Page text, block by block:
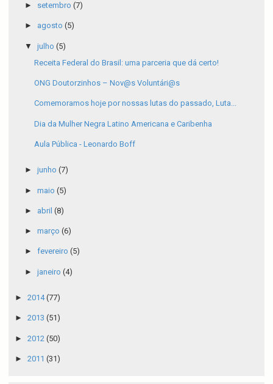
► setembro (7)
► agosto (5)
▼ julho (5)
Receita Federal do Brasil: uma parceria que dá certo!
ONG Doutorzinhos – Nov@s Voluntári@s
Comemoramos hoje por nossas lutas do passado, Luta...
Dia da Mulher Negra Latino Americana e Caribenha
Aula Pública - Leonardo Boff
► junho (7)
► maio (5)
► abril (8)
► março (6)
► fevereiro (5)
► janeiro (4)
► 2014(77)
► 2013 (51)
► 2012 (50)
► 2011 (31)